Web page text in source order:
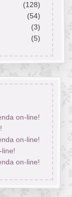
(128)
(54)
(3)
(5)
on-line!
on-line!
line!
on-line!